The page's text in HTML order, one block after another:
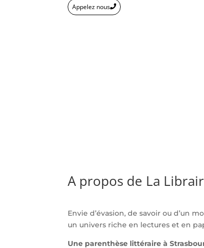
Appelez nous
A propos de La
Envie d’évasion, de savoir ou d’un
un univers riche en lectures et en
Une parenthèse littéraire à